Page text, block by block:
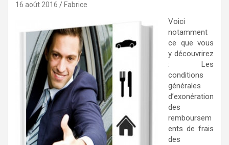
16 août 2016 Fabrice
Voici
notamment
ce que vous
y découvrirez
: Les
conditions
générales
d’exonération
des
remboursem
ents de frais
des